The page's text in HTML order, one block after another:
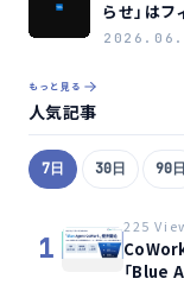
らせ」は
スプレス
もっと見る
人気記事
7日 30日 90日
1
225
「Blue